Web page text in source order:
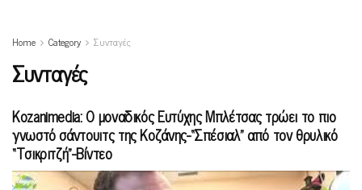
Home Category Συνταγές
Συνταγές
Kozanimedia: Ο μοναδικός Ευτύχης Μπλέτσας τρώει το πιο
γνωστό σάντουιτς της Κοζάνης-“Σπέσιαλ” από τον θρυλικό
“Τσικριτζή”-Βίντεο